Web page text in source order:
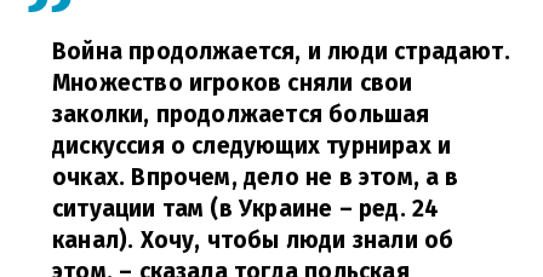
Война продолжается, и люди страдают.
Множество игроков сняли свои
заколки, продолжается большая
дискуссия о следующих турнирах и
очках. Впрочем, дело не в этом, а в
ситуации там (в Украине – ред. 24
канал). Хочу, чтобы люди знали об